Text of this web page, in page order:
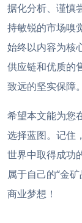
据化分析、谨慎
持敏锐的市场嗅
始终以内容为核
供应链和优质的
致远的坚实保障。
希望本文能为您
选择蓝图。记住
世界中取得成功
属于自己的“金
商业梦想！